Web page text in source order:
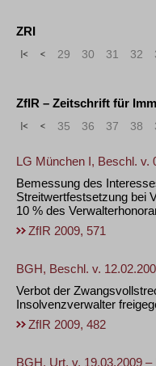
ZRI
« < 29 30 31 32
ZfIR – Zeitschrift für
« < 35 36 37 38
LG München I, Beschl. v.
Bemessung des
Streitwertfestsetzung bei
10 % des
ZfIR 2009, 571
BGH, Beschl. v.
Verbot der
Insolvenzverwalter
ZfIR 2009, 482
BGH, Urt. v. 19.03.2009 –